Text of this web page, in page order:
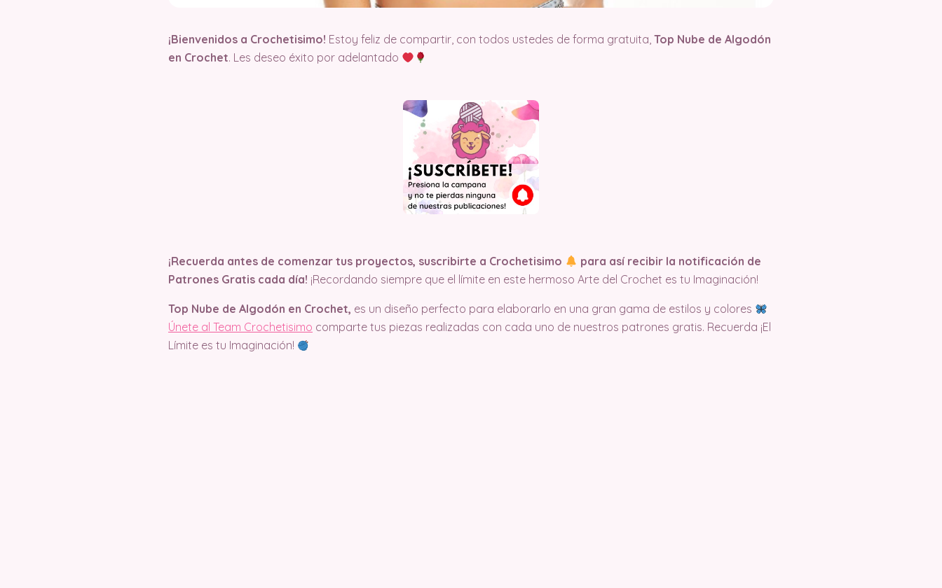
¡Bienvenidos a Crochetisimo! Estoy feliz de compartir, con todos ustedes de forma gratuita, Top Nube de Algodón
en Crochet. Les deseo éxito por adelantado
¡Recuerda antes de comenzar tus proyectos, suscribirte a Crochetisimo
para así recibir la notificación de
Patrones Gratis cada día! ¡Recordando siempre que el límite en este hermoso Arte del Crochet es tu Imaginación!
Top Nube de Algodón en Crochet, es un diseño perfecto para elaborarlo en una gran gama de estilos y colores
Únete al Team Crochetisimo comparte tus piezas realizadas con cada uno de nuestros patrones gratis. Recuerda ¡El
Límite es tu Imaginación!